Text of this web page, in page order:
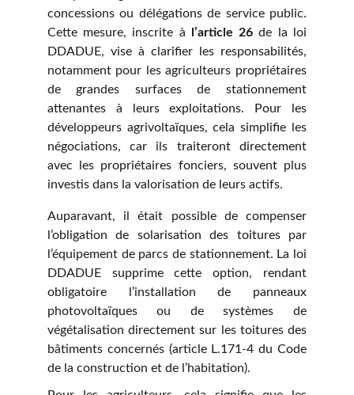
concessions ou délégations de service public.
Cette mesure, inscrite à
l’article 26 de la loi
DDADUE, vise à clarifier les responsabilités,
notamment pour les agriculteurs propriétaires
de grandes surfaces de stationnement
attenantes à leurs exploitations. Pour les
développeurs agrivoltaïques, cela simplifie les
négociations, car ils traiteront directement
avec les propriétaires fonciers, souvent plus
investis dans la valorisation de leurs actifs.
Auparavant, il était possible de compenser
l’obligation de solarisation des toitures par
l’équipement de parcs de stationnement. La loi
DDADUE supprime cette option, rendant
obligatoire l’installation de panneaux
photovoltaïques ou de systèmes de
végétalisationdirectement sur les toitures des
bâtiments concernés (article L.171-4 du Code
de la construction et de l’habitation).